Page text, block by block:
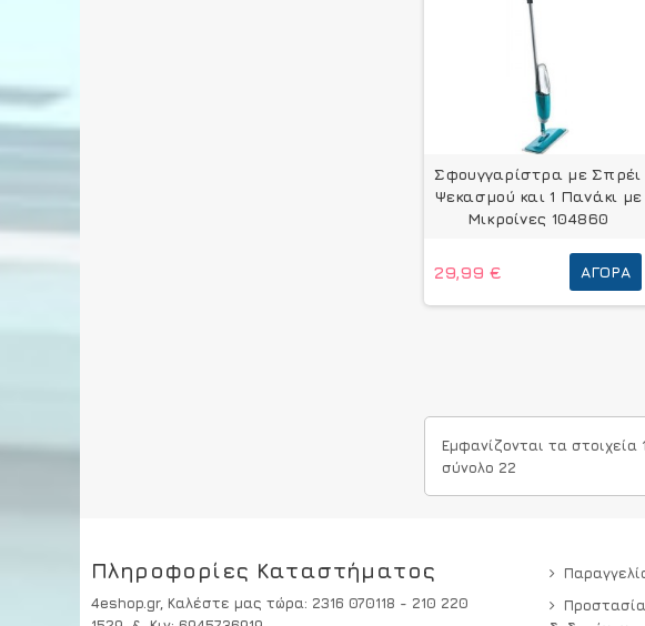
Σφουγγαρίστρα με Σπρέι
Ψεκασμού και 1 Πανάκι με
Μικροίνες 104860
29,99 € ΑΓΟΡΆ
Εμφανίζονται τα στοιχεία
σύνολο 22
Πληροφορίες Καταστήματος
4eshop.gr, Καλέστε μας τώρα: 2316 070118 - 210 220